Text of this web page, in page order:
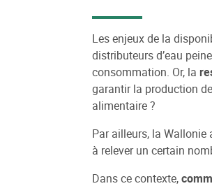
Les enjeux de la
distributeurs d’eau
consommation. Or, la
garantir la production
alimentaire ?
Par ailleurs, la
à relever un certain
Dans ce contexte,